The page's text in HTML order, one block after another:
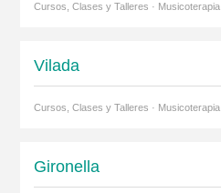
Cursos, Clases y Talleres · Musicoterapia
Vilada
Cursos, Clases y Talleres · Musicoterapia
Gironella